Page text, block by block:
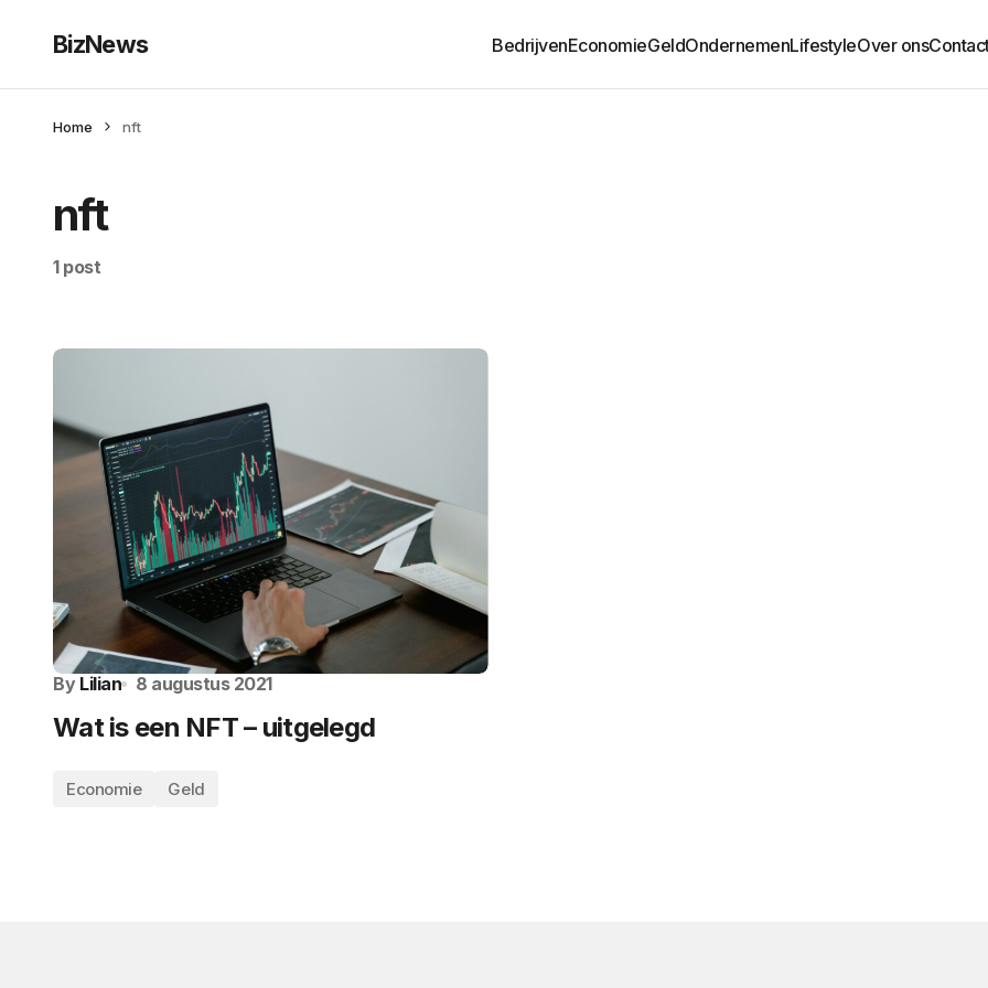
BizNews BedrijvenEconomieGeldOndernemenLifestyleOver ons
Home nft
nft
1 post
By Lilian 8 augustus 2021
Wat is een NFT – uitgelegd
Economie Geld